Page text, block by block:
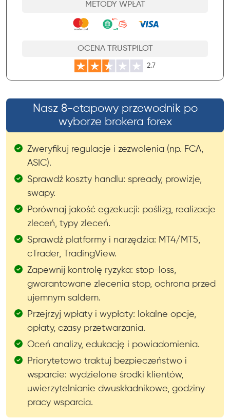
METODY WPŁAT
OCENA TRUSTPILOT
2.7
Nasz 8-etapowy przewodnik po
wyborze brokera forex
Zweryfikuj regulacje i zezwolenia (np. FCA,
ASIC).
Sprawdź koszty handlu: spready, prowizje,
swapy.
Porównaj jakość egzekucji: poślizg, realizacje
zleceń, typy zleceń.
Sprawdź platformy i narzędzia: MT4/MT5,
cTrader, TradingView.
Zapewnij kontrolę ryzyka: stop-loss,
gwarantowane zlecenia stop, ochrona przed
ujemnym saldem.
Przejrzyj wpłaty i wypłaty: lokalne opcje,
opłaty, czasy przetwarzania.
Oceń analizy, edukację i powiadomienia.
Priorytetowo traktuj bezpieczeństwo i
wsparcie: wydzielone środki klientów,
uwierzytelnianie dwuskładnikowe, godziny
pracy wsparcia.